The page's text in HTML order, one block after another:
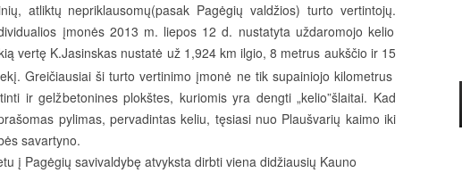
atliktų nepriklausomų(pasak Pagėgių valdžios) turto vertintojų.
įmonės 2013 m. liepos 12 d. nustatyta uždaromojo kelio
vertę K.Jasinskas nustatė už 1,924 km ilgio, 8 metrus aukščio ir 15
Greičiausiai ši turto vertinimo įmonė ne tik supainiojo kilometrus
ir gelžbetonines plokštes, kuriomis yra dengti „kelio”šlaitai. Kad
pylimas, pervadintas keliu, tęsiasi nuo Plaušvarių kaimo iki
savartyno.
į Pagėgių savivaldybę atvyksta dirbti viena didžiausių Kauno